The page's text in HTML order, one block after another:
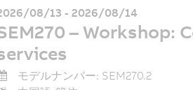
08/13 - 2026/08/14
– Workshop:
モデルナンバー: SEM270.2